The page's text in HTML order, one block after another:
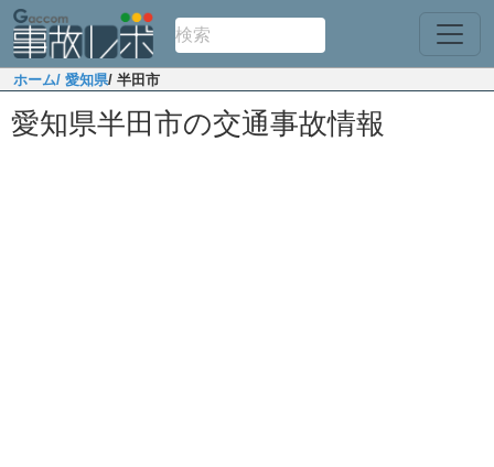
ホーム/ 愛知県/ 半田市
愛知県半田市の交通事故情報